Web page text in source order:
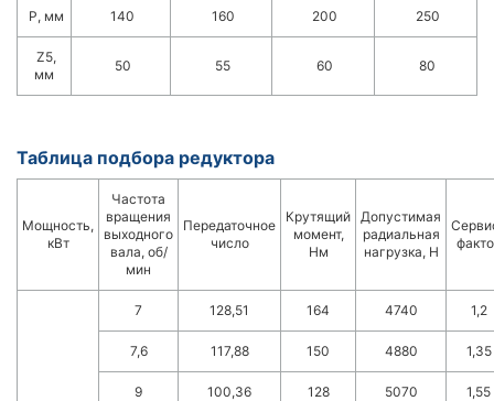
Р, мм 140 160 200 250
Z5,
мм
50 55 60 80
Таблица подбора редуктора
Мощность,
кВт
Частота
вращения
выходного
вала, об/
мин
Передаточное
число
Крутящий
момент,
Нм
Допустимая
радиальная
нагрузка, Н
7 128,51 164 4740 1,2
7,6 117,88 150 4880 1,35
9 100,36 128 5070 1,55